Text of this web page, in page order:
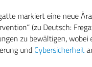
markiert eine neue
(zu Deutsch:
zu bewältigen,
und Cybersicherheit